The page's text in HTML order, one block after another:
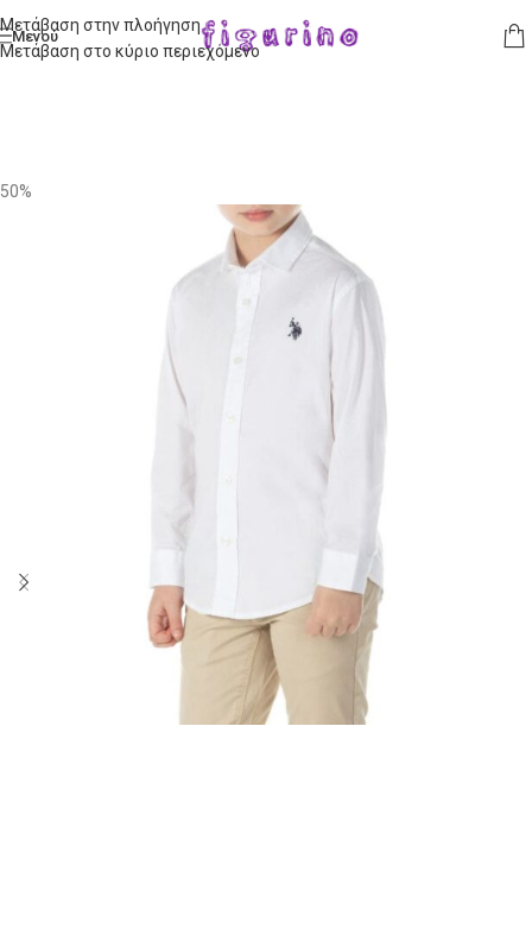
Μετάβαση στην πλοήγηση
Μετάβαση στο κύριο περιεχόμενο
Μενού
50%